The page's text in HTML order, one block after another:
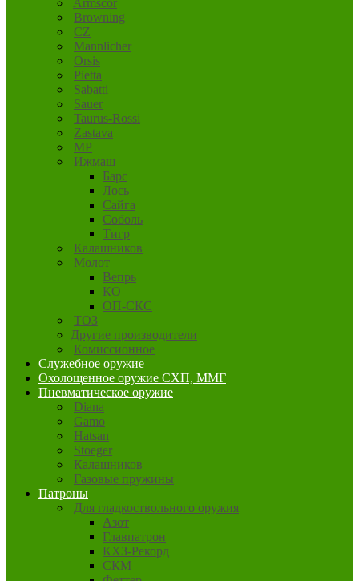
Armscor
Browning
CZ
Mannlicher
Orsis
Pietta
Sabatti
Sauer
Taurus-Rossi
Zastava
MP
Ижмаш
Барс
Лось
Сайга
Соболь
Тигр
Калашников
Молот
Вепрь
КО
ОП-СКС
ТОЗ
Другие производители
Комиссионное
Служебное оружие
Охолощенное оружие СХП, ММГ
Пневматическое оружие
Diana
Gamo
Hatsan
Stoeger
Калашников
Газовые пружины
Патроны
Для гладкоствольного оружия
Азот
Главпатрон
КХЗ-Рекорд
СКМ